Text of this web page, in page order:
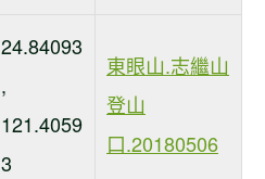
24.84093
,
121.4059
3
東眼山.志繼山
登山
口.20180506